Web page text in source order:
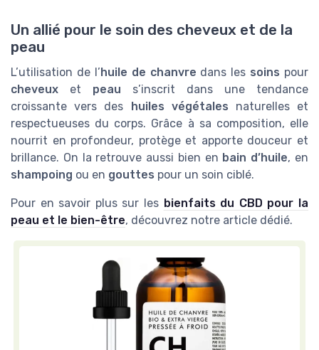
Un allié pour le soin des cheveux et de la
peau
L’utilisation de l’huile de chanvre dans les soins pour
cheveux et peau s’inscrit dans une tendance
croissante vers des huiles végétales naturelles et
respectueuses du corps. Grâce à sa composition, elle
nourrit en profondeur, protège et apporte douceur et
brillance. On la retrouve aussi bien en bain d’huile, en
shampoing ou en gouttes pour un soin ciblé.
Pour en savoir plus sur les bienfaits du CBD pour la
peau et le bien-être, découvrez notre article dédié.